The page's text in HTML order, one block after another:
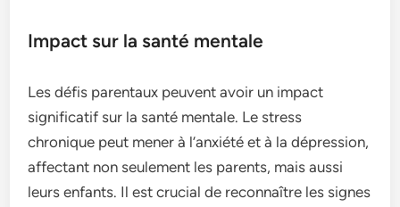
Impact sur la santé mentale
Les défis parentaux peuvent avoir un impact
significatif sur la santé mentale. Le stress
chronique peut mener à l’anxiété et à la dépression,
affectant non seulement les parents, mais aussi
leurs enfants. Il est crucial de reconnaître les signes